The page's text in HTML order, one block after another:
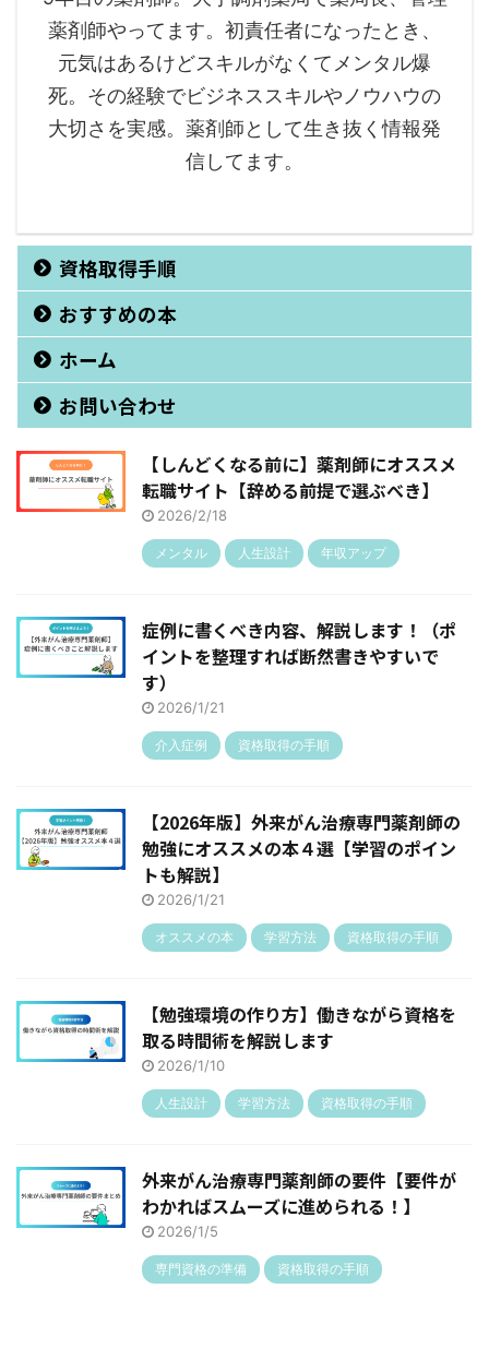
薬剤師やってます。初責任者になったとき、
元気はあるけどスキルがなくてメンタル爆
死。その経験でビジネススキルやノウハウの
大切さを実感。薬剤師として生き抜く情報発
信してます。
資格取得手順
おすすめの本
ホーム
お問い合わせ
【しんどくなる前に】薬剤師にオススメ
転職サイト【辞める前提で選ぶべき】
2026/2/18
メンタル 人生設計 年収アップ
症例に書くべき内容、解説します！（ポ
イントを整理すれば断然書きやすいで
す）
2026/1/21
介入症例 資格取得の手順
【2026年版】外来がん治療専門薬剤師の
勉強にオススメの本４選【学習のポイン
トも解説】
2026/1/21
オススメの本 学習方法 資格取得の手順
【勉強環境の作り方】働きながら資格を
取る時間術を解説します
2026/1/10
人生設計 学習方法 資格取得の手順
外来がん治療専門薬剤師の要件【要件が
わかればスムーズに進められる！】
2026/1/5
専門資格の準備 資格取得の手順